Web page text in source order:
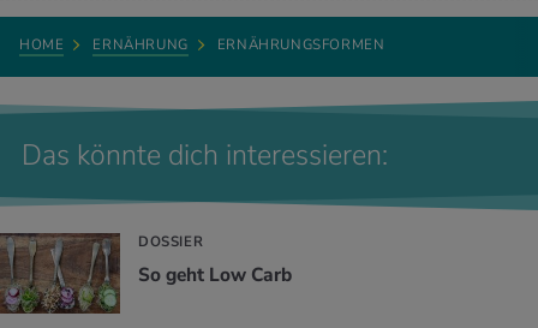
HOME ERNÄHRUNG ERNÄHRUNGSFORMEN
Das könnte dich interessieren:
DOSSIER
So geht Low Carb